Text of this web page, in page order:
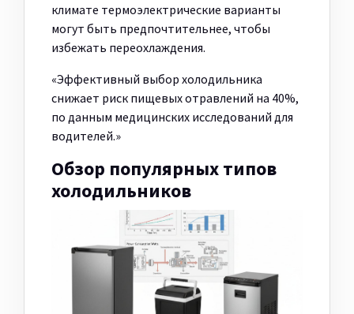
климате термоэлектрические варианты
могут быть предпочтительнее, чтобы
избежать переохлаждения.
«Эффективный выбор холодильника
снижает риск пищевых отравлений на 40%,
по данным медицинских исследований для
водителей.»
Обзор популярных типов
холодильников